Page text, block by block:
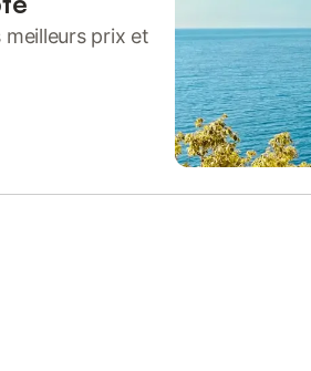
prix et